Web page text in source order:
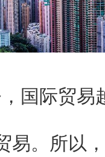
国际贸易
易。所以